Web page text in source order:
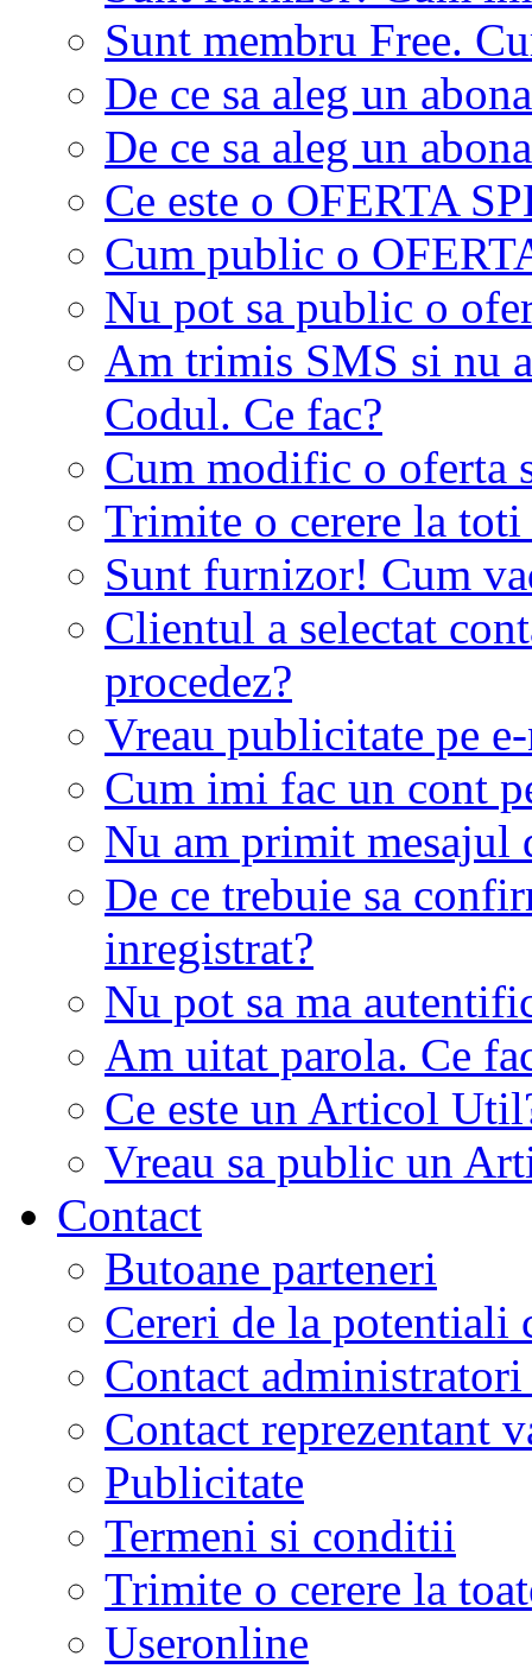
Sunt membru Free.
De ce sa aleg un
De ce sa aleg un
Ce este o OFERTA
Cum public o
Nu pot sa public o
Am trimis SMS si nu
Codul. Ce fac?
Cum modific o oferta
Trimite o cerere la
Sunt furnizor! Cum
Clientul a selectat
procedez?
Vreau publicitate pe
Cum imi fac un cont
Nu am primit mesajul
De ce trebuie sa
inregistrat?
Nu pot sa ma
Am uitat parola. Ce
Ce este un Articol
Vreau sa public un
Contact
Butoane parteneri
Cereri de la potentiali
Contact
Contact reprezentant
Publicitate
Termeni si conditii
Trimite o cerere la
Useronline